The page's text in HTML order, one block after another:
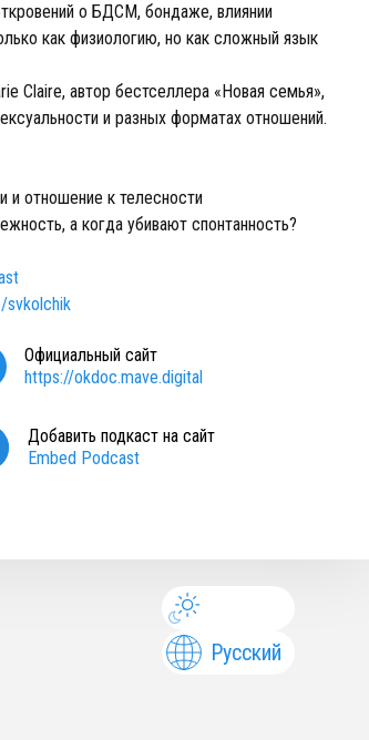
о БДСМ, бондаже, влиянии
как физиологию, но как сложный язык
Claire, автор бестселлера «Новая семья»,
и разных форматах отношений.
отношение к телесности
а когда убивают спонтанность?
svkolchik
Официальный сайт
https://okdoc.mave.digital
Добавить подкаст на сайт
Embed Podcast
Русский